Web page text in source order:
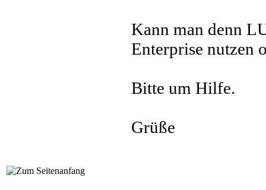
Kann man denn
Enterprise nutzen
Bitte um Hilfe.
Grüße